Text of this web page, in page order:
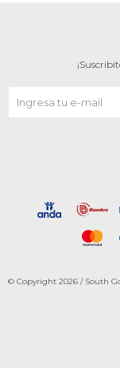
© Copyright 2026 / South